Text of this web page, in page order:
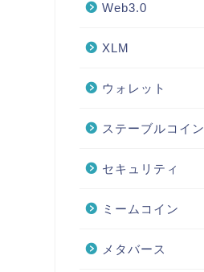
Web3.0
XLM
ウォレット
ステーブルコイン
セキュリティ
ミームコイン
メタバース